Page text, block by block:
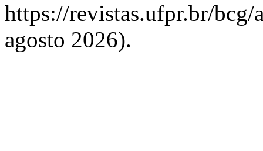
https://revistas.ufpr.br/
agosto 2026).